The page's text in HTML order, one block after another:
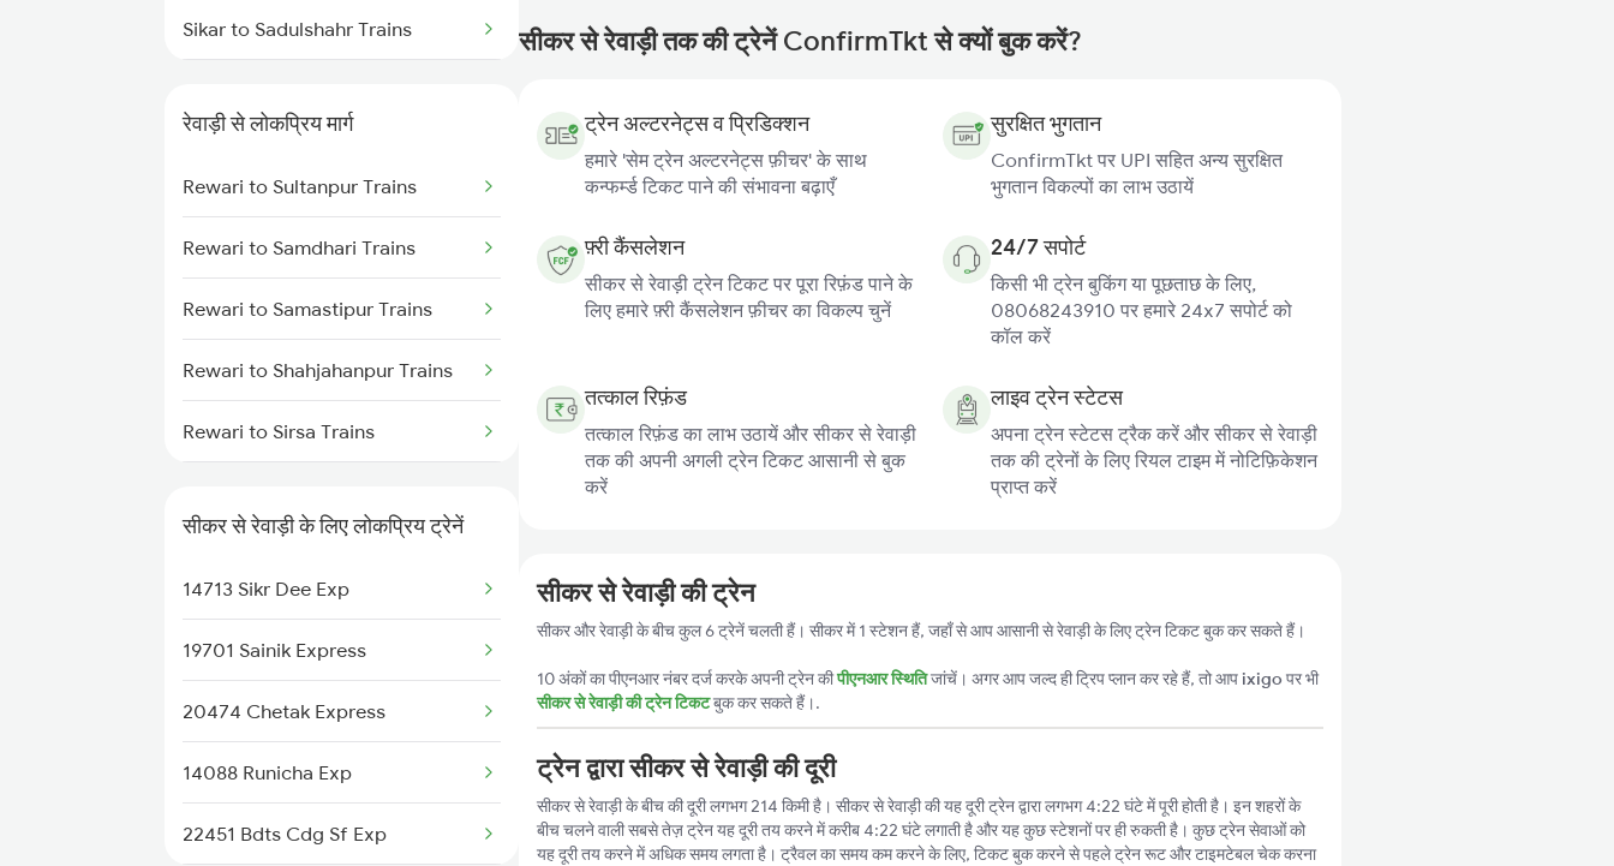
Sikar to Sadulshahr Trains
Sikar to Ajmer Trains
Sikar to Bikaner Trains
Sikar to Churu Trains
रेवाड़ी से लोकप्रिय मार्ग
Rewari to Sultanpur Trains
Rewari to Samdhari Trains
Rewari to Samastipur Trains
Rewari to Shahjahanpur Trains
Rewari to Sirsa Trains
Rewari to Sujangarh Trains
Rewari to Siwan Trains
Rewari to Shmata Vd Katra
Trains
Rewari to Bhadra Trains
सीकर से रेवाड़ी के लिए लोकप्रिय ट्रेनें
14713 Sikr Dee Exp
19701 Sainik Express
20474 Chetak Express
14088 Runicha Exp
22451 Bdts Cdg Sf Exp
सीकर से रेवाड़ी तक की ट्रेनें ConfirmTkt से क्यों बुक करें?
ट्रेन अल्टरनेट्स व प्रिडिक्शन
हमारे 'सेम ट्रेन अल्टरनेट्स फ़ीचर' के साथ
कन्फर्म्ड टिकट पाने की संभावना बढ़ाएँ
सुरक्षित भुगतान
ConfirmTkt पर UPI सहित अन्य सुरक्षित
भुगतान विकल्पों का लाभ उठायें
फ़्री कैंसलेशन
सीकर से रेवाड़ी ट्रेन टिकट पर पूरा रिफ़ंड पाने के
लिए हमारे फ़्री कैंसलेशन फ़ीचर का विकल्प चुनें
24/7 सपोर्ट
किसी भी ट्रेन बुकिंग या पूछताछ के लिए,
08068243910 पर हमारे 24x7 सपोर्ट को
कॉल करें
तत्काल रिफ़ंड
तत्काल रिफ़ंड का लाभ उठायें और सीकर से रेवाड़ी
तक की अपनी अगली ट्रेन टिकट आसानी से बुक
करें
लाइव ट्रेन स्टेटस
अपना ट्रेन स्टेटस ट्रैक करें और सीकर से रेवाड़ी
तक की ट्रेनों के लिए रियल टाइम में नोटिफ़िकेशन
प्राप्त करें
सीकर से रेवाड़ी की ट्रेन
सीकर और रेवाड़ी के बीच कुल 6 ट्रेनें चलती हैं। सीकर में 1 स्टेशन हैं, जहाँ से आप आसानी से रेवाड़ी के लिए ट्रेन टिकट बुक कर सकते हैं।
10 अंकों का पीएनआर नंबर दर्ज करके अपनी ट्रेन कीपीएनआर स्थितिजांचें। अगर आप जल्द ही ट्रिप प्लान कर रहे हैं, तो आप ixigoपर भी
सीकर से रेवाड़ी की ट्रेन टिकटबुक कर सकते हैं।.
ट्रेन द्वारा सीकर से रेवाड़ी की दूरी
सीकर से रेवाड़ी के बीच की दूरी लगभग 214 किमी है। सीकर से रेवाड़ी की यह दूरी ट्रेन द्वारा लगभग 4:22 घंटे में पूरी होती है। इन शहरों के
बीच चलने वाली सबसे तेज़ ट्रेन यह दूरी तय करने में करीब 4:22 घंटे लगाती है और यह कुछ स्टेशनों पर ही रुकती है। कुछ ट्रेन सेवाओं को
यह दूरी तय करने में अधिक समय लगता है। ट्रैवल का समय कम करने के लिए, टिकट बुक करने से पहले ट्रेन रूट और टाइमटेबल चेक करना